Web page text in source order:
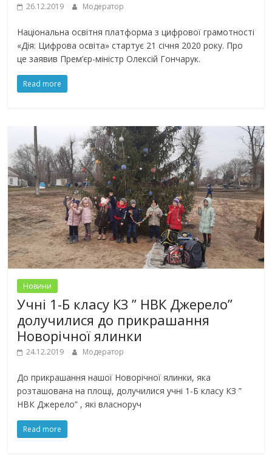
26.12.2019 Модератор
Національна освітня платформа з цифрової грамотності
«Дія: Цифрова освіта» стартує 21 січня 2020 року. Про
це заявив Прем’єр-міністр Олексій Гончарук.
Read more
Новини
Учні 1-Б класу КЗ ” НВК Джерело”
долучилися до прикрашання
Новорічної ялинки
24.12.2019 Модератор
До прикрашання нашої Новорічної ялинки, яка
розташована на площі, долучилися учні 1-Б класу КЗ ”
НВК Джерело” , які власноруч
Read more